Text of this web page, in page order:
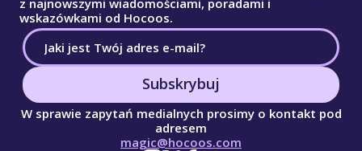
wskazówkami od Hocoos.
Subskrybuj
W sprawie zapytań medialnych prosimy o kontakt pod
adresem
magic@hocoos.com